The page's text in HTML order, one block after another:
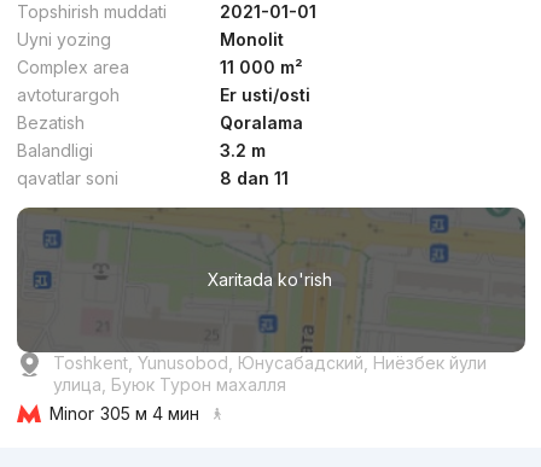
Topshirish muddati
2021-01-01
Uyni yozing
Monolit
Complex area
11 000 m²
avtoturargoh
Er usti/osti
Bezatish
Qoralama
Balandligi
3.2 m
qavatlar soni
8 dan 11
Xaritada ko'rish
Toshkent, Yunusobod, Юнусабадский, Ниёзбек йули
улица, Буюк Турон махалля
Minor 305 м 4 мин